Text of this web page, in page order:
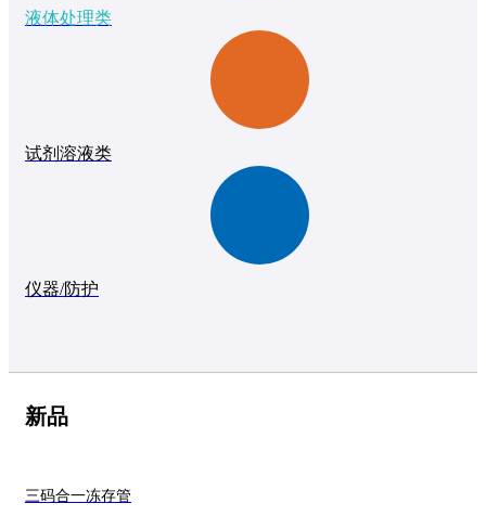
液体处理类
试剂溶液类
仪器/防护
新品
三码合一冻存管